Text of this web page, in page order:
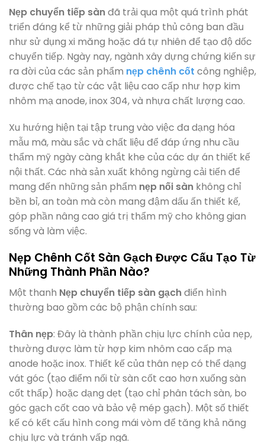
Nẹp chuyển tiếp sànđã trải qua một quá trình phát
triển đáng kể từ những giải pháp thủ công ban đầu
như sử dụng xi măng hoặc đá tự nhiên để tạo độ dốc
chuyển tiếp. Ngày nay, ngành xây dựng chứng kiến sự
ra đời của các sản phẩm nẹp chênh cốt công nghiệp,
được chế tạo từ các vật liệu cao cấp như hợp kim
nhôm mạ anode, inox 304, và nhựa chất lượng cao.
Xu hướng hiện tại tập trung vào việc đa dạng hóa
mẫu mã, màu sắc và chất liệu để đáp ứng nhu cầu
thẩm mỹ ngày càng khắt khe của các dự án thiết kế
nội thất. Các nhà sản xuất không ngừng cải tiến để
mang đến những sản phẩm nẹp nối sàn không chỉ
bền bỉ, an toàn mà còn mang đậm dấu ấn thiết kế,
góp phần nâng cao giá trị thẩm mỹ cho không gian
sống và làm việc.
Nẹp Chênh Cốt Sàn Gạch Được Cấu Tạo Từ
Những Thành Phần Nào?
Một thanh Nẹp chuyển tiếp sàn gạchđiển hình
thường bao gồm các bộ phận chính sau:
Thân nẹp: Đây là thành phần chịu lực chính của nẹp,
thường được làm từ hợp kim nhôm cao cấp mạ
anode hoặc inox. Thiết kế của thân nẹp có thể dạng
vát góc (tạo điểm nối từ sàn cốt cao hơn xuống sàn
cốt thấp) hoặc dạng dẹt (tạo chỉ phân tách sàn, bo
góc gạch cốt cao và bảo vệ mép gạch). Một số thiết
kế có kết cấu hình cong mái vòm để tăng khả năng
chịu lực và tránh vấp ngã.